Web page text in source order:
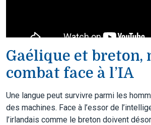
Gaélique et breton,
combat face à l’IA
Une langue peut survivre parmi les
des machines. Face à l’essor de
l’irlandais comme le breton doivent